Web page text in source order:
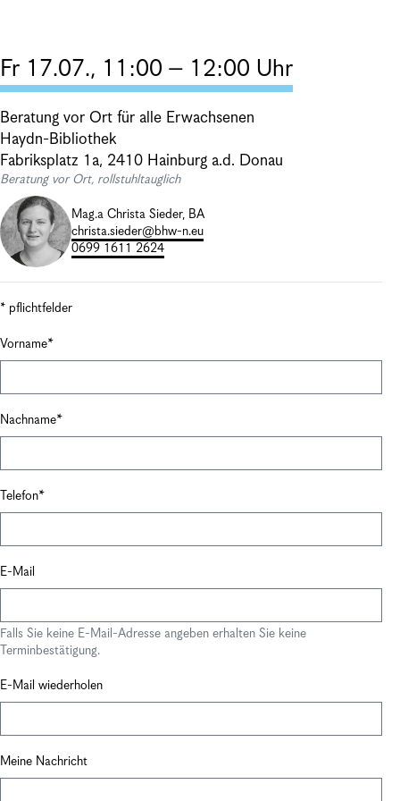
Fr 17.07., 11:00 – 12:00 Uhr
Beratung vor Ort für alle Erwachsenen
Haydn-Bibliothek
Fabriksplatz 1a, 2410 Hainburg a.d. Donau
Beratung vor Ort, rollstuhltauglich
Mag.a Christa Sieder, BA
christa.sieder@bhw-n.eu
0699 1611 2624
* pflichtfelder
Vorname
Nachname
Telefon
E-Mail
Falls Sie keine E-Mail-Adresse angeben erhalten Sie keine
Terminbestätigung.
E-Mail wiederholen
Meine Nachricht